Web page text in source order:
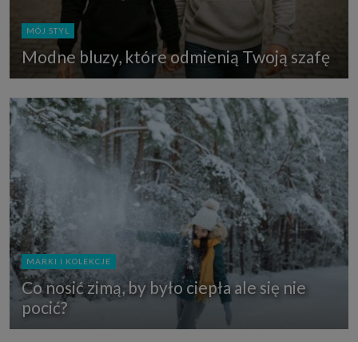
MÓJ STYL
Modne bluzy, które odmienią Twoją szafę
MARKI I KOLEKCJE
Co nosić zimą, by było ciepła ale się nie
pocić?